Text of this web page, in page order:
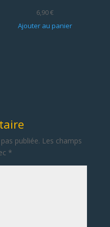
6,90€
Ajouter au panier
publiée. Les champs
*